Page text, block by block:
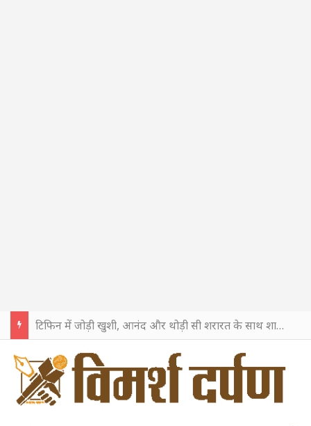
टिफिन में जोड़ी खुशी, आनंद और थोड़ी सी शरारत के साथ शाहरुख खान ने टिफिन बॉक्स को दी हैप्पी एंडिंग